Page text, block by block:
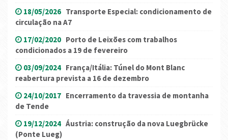
18/05/2026 Transporte Especial: condicionamento de
circulação na A7
17/02/2020 Porto de Leixões com trabalhos
condicionados a 19 de fevereiro
03/09/2024 França/Itália: Túnel do Mont Blanc
reabertura prevista a 16 de dezembro
24/10/2017 Encerramento da travessia de montanha
de Tende
19/12/2024 Áustria: construção da nova Luegbrücke
(Ponte Lueg)